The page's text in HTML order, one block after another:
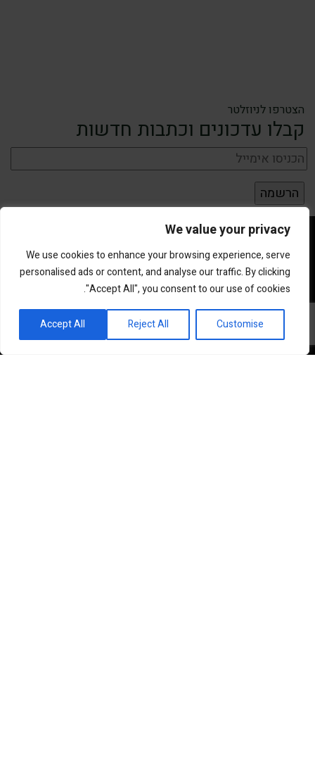
We value your privacy
We use cookies to enhance your browsing experience, serve
personalised ads or content, and analyse our traffic. By clicking
"Accept All", you consent to our use of cookies.
Customise
Reject All
Accept All
הצטרפו לניוזלטר
קבלו עדכונים וכתבות חדשות
פורטל השקעות וחדשנות